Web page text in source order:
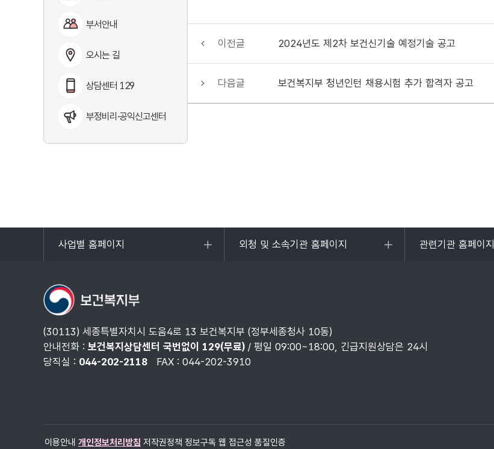
부서안내
오시는 길
상담센터 129
부정비리·공익신고센터
이전글 2024년도 제2차 보건신기술 예정기술 공고
다음글 보건복지부 청년인턴 채용시험 추가 합격자 공고
사업별 홈페이지
목록
외청 및 소속기관 홈페이지
목록
관련기관 홈페이지
목록
(30113) 세종특별자치시 도움4로 13 보건복지부 (정부세종청사 10동)
안내전화 : 보건복지상담센터 국번없이 129(무료) / 평일 09:00~18:00, 긴급지원상담은 24시
당직실 : 044-202-2118 FAX : 044-202-3910
이용안내 개인정보처리방침 저작권정책 정보구독 웹 접근성 품질인증